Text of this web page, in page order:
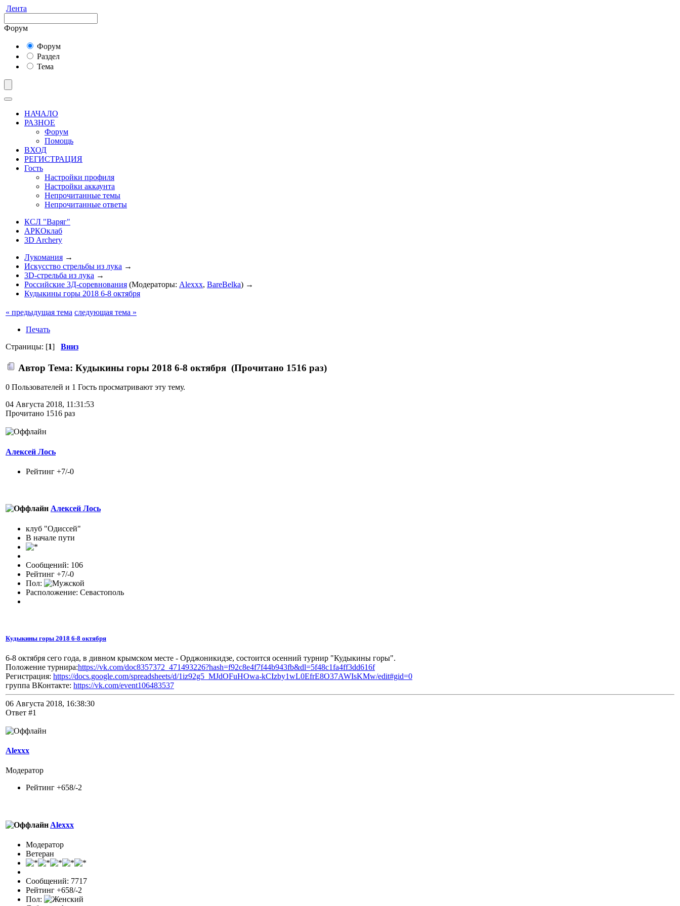
Лента
Форум
Форум
Раздел
Тема
НАЧАЛО
РАЗНОЕ
Форум
Помощь
ВХОД
РЕГИСТРАЦИЯ
Гость
Настройки профиля
Настройки аккаунта
Непрочитанные темы
Непрочитанные ответы
КСЛ "Варяг"
АРКОклаб
3D Archery
Лукомания →
Искусство стрельбы из лука →
3D-стрельба из лука →
Российские 3Д-соревнования (Модераторы: Alexxx, BareBelka) →
Кудыкины горы 2018 6-8 октября
« предыдущая тема следующая тема »
Печать
Страницы: [1] Вниз
Автор Тема: Кудыкины горы 2018 6-8 октября (Прочитано 1516 раз)
0 Пользователей и 1 Гость просматривают эту тему.
04 Августа 2018, 11:31:53
Прочитано 1516 раз
Алексей Лось
Рейтинг +7/-0
Алексей Лось
клуб "Одиссей"
В начале пути
Сообщений: 106
Рейтинг +7/-0
Пол:
Расположение: Севастополь
Кудыкины горы 2018 6-8 октября
6-8 октября сего года, в дивном крымском месте - Орджоникидзе, состоится осенний турнир "Кудыкины горы".
Положение турнира:https://vk.com/doc8357372_471493226?hash=f92c8e4f7f44b943fb&dl=5f48c1fa4ff3dd616f
Регистрация: https://docs.google.com/spreadsheets/d/1iz92g5_MJdOFuHOwa-kCIzby1wL0EfrE8O37AWIsKMw/edit#gid=0
группа ВКонтакте: https://vk.com/event106483537
06 Августа 2018, 16:38:30
Ответ #1
Alexxx
Модератор
Рейтинг +658/-2
Alexxx
Модератор
Ветеран
Сообщений: 7717
Рейтинг +658/-2
Пол: